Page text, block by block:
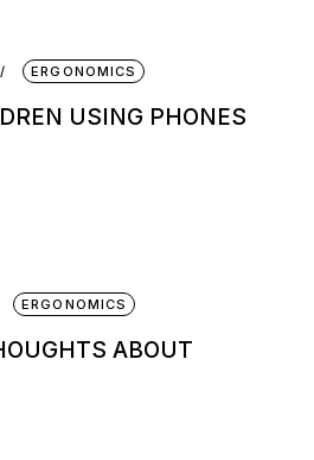
ERGONOMICS
USING PHONES
ERGONOMICS
ABOUT